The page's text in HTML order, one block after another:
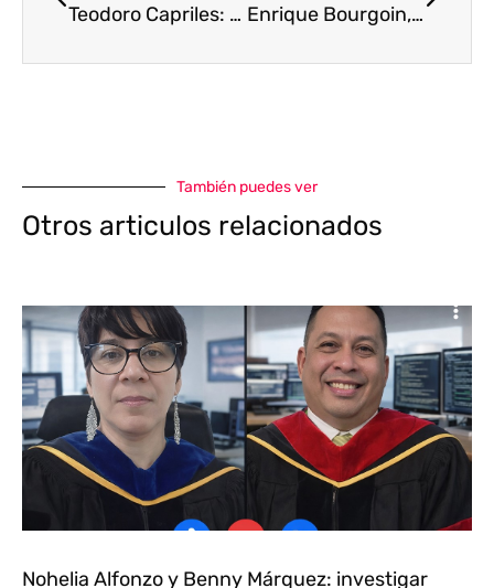
Teodoro Capriles: Un verdadero héroe nacional Enrique Bourgoin, Heriberto Márquez Molina y Domingo Guzmán Peña: Los primeros en conquistar el Pico Bolívar
También puedes ver
Otros articulos relacionados
Nohelia Alfonzo y Benny Márquez: investigar